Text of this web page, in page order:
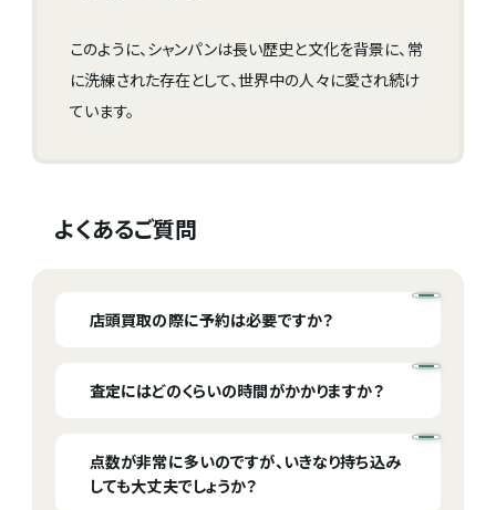
このように、シャンパンは長い歴史と文化を背景に、常
に洗練された存在として、世界中の人々に愛され続け
ています。
よくあるご質問
店頭買取の際に予約は必要ですか？
ご予約は必要ございません。しかし、混雑時は少々お
待ちいただく場合がございます。
査定にはどのくらいの時間がかかりますか？
価格表にあるアイテムが数点ほどの場合、15分から
３０分ほどで査定は完了いたします。しかし、価格表
点数が非常に多いのですが、いきなり持ち込み
しても大丈夫でしょうか？